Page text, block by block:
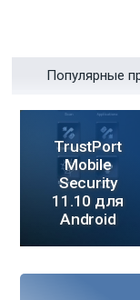
Популярные
TrustPort
Mobile
Security
11.10 для
Android